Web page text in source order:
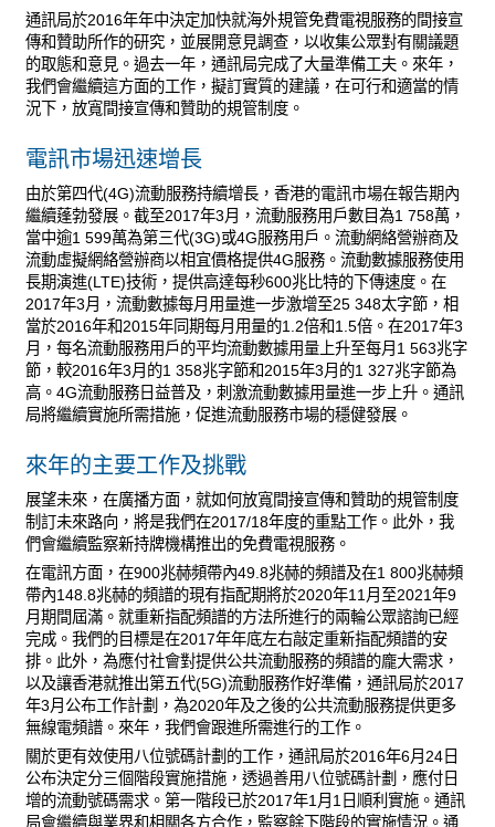
通訊局於2016年年中決定加快就海外規管免費電視服務的間接宣
傳和贊助所作的研究，並展開意見調查，以收集公眾對有關議題
的取態和意見。過去一年，通訊局完成了大量準備工夫。來年，
我們會繼續這方面的工作，擬訂實質的建議，在可行和適當的情
況下，放寬間接宣傳和贊助的規管制度。
電訊市場迅速增長
由於第四代(4G)流動服務持續增長，香港的電訊市場在報告期內
繼續蓬勃發展。截至2017年3月，流動服務用戶數目為1 758萬，
當中逾1 599萬為第三代(3G)或4G服務用戶。流動網絡營辦商及
流動虛擬網絡營辦商以相宜價格提供4G服務。流動數據服務使用
長期演進(LTE)技術，提供高達每秒600兆比特的下傳速度。在
2017年3月，流動數據每月用量進一步激增至25 348太字節，相
當於2016年和2015年同期每月用量的1.2倍和1.5倍。在2017年3
月，每名流動服務用戶的平均流動數據用量上升至每月1 563兆字
節，較2016年3月的1 358兆字節和2015年3月的1 327兆字節為
高。4G流動服務日益普及，刺激流動數據用量進一步上升。通訊
局將繼續實施所需措施，促進流動服務市場的穩健發展。
來年的主要工作及挑戰
展望未來，在廣播方面，就如何放寬間接宣傳和贊助的規管制度
制訂未來路向，將是我們在2017/18年度的重點工作。此外，我
們會繼續監察新持牌機構推出的免費電視服務。
在電訊方面，在900兆赫頻帶內49.8兆赫的頻譜及在1 800兆赫頻
帶內148.8兆赫的頻譜的現有指配期將於2020年11月至2021年9
月期間屆滿。就重新指配頻譜的方法所進行的兩輪公眾諮詢已經
完成。我們的目標是在2017年年底左右敲定重新指配頻譜的安
排。此外，為應付社會對提供公共流動服務的頻譜的龐大需求，
以及讓香港就推出第五代(5G)流動服務作好準備，通訊局於2017
年3月公布工作計劃，為2020年及之後的公共流動服務提供更多
無線電頻譜。來年，我們會跟進所需進行的工作。
關於更有效使用八位號碼計劃的工作，通訊局於2016年6月24日
公布決定分三個階段實施措施，透過善用八位號碼計劃，應付日
增的流動號碼需求。第一階段已於2017年1月1日順利實施。通訊
局會繼續與業界和相關各方合作，監察餘下階段的實施情況。通